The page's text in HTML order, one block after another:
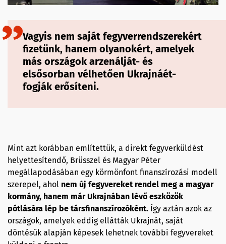
Vagyis nem saját fegyverrendszerekért
fizetünk, hanem olyanokért, amelyek
más országok arzenálját- és
elsősorban vélhetően Ukrajnáét-
fogják erősíteni.
Mint azt korábban említettük, a direkt fegyverküldést
helyettesítendő, Brüsszel és Magyar Péter
megállapodásában egy körmönfont finanszírozási modell
szerepel, ahol nem új fegyvereket rendel meg a magyar
kormány, hanem már Ukrajnában lévő eszközök
pótlására lép be társfinanszírozóként. Így aztán azok az
országok, amelyek eddig ellátták Ukrajnát, saját
döntésük alapján képesek lehetnek további fegyvereket